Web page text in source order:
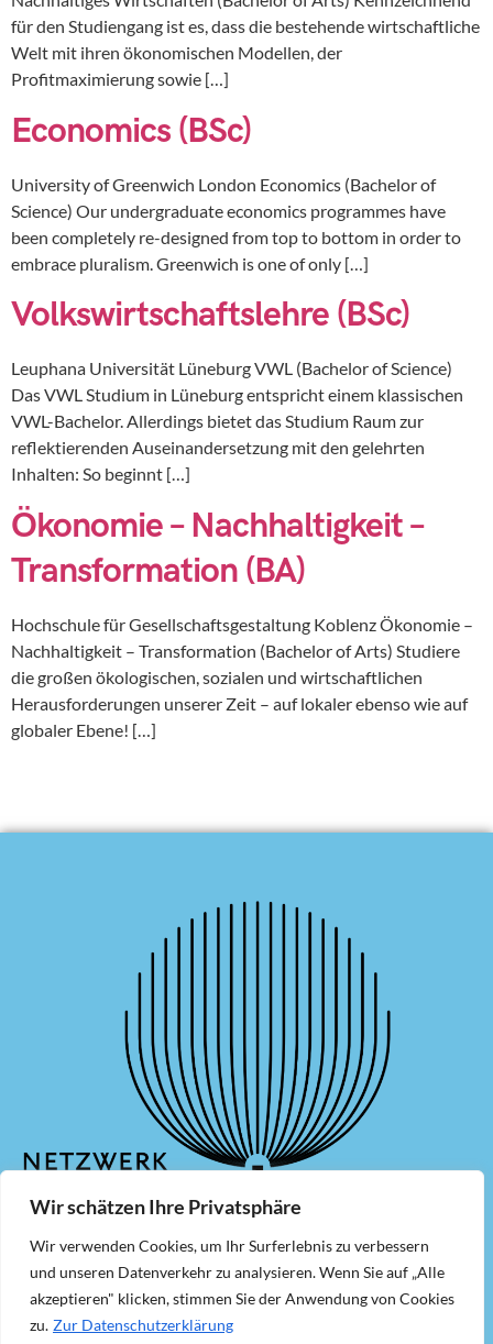
Wir schätzen Ihre Privatsphäre
Wir verwenden Cookies, um Ihr Surferlebnis zu verbessern
und unseren Datenverkehr zu analysieren. Wenn Sie auf „Alle
akzeptieren" klicken, stimmen Sie der Anwendung von Cookies
zu. Zur Datenschutzerklärung
für den Studiengang ist es, dass die bestehende wirtschaftliche
Welt mit ihren ökonomischen Modellen, der
Profitmaximierung sowie […]
Economics (BSc)
University of Greenwich London Economics (Bachelor of
Science) Our undergraduate economics programmes have
been completely re-designed from top to bottom in order to
embrace pluralism. Greenwich is one of only […]
Volkswirtschaftslehre (BSc)
Leuphana Universität Lüneburg VWL (Bachelor of Science)
Das VWL Studium in Lüneburg entspricht einem klassischen
VWL-Bachelor. Allerdings bietet das Studium Raum zur
reflektierenden Auseinandersetzung mit den gelehrten
Inhalten: So beginnt […]
Ökonomie – Nachhaltigkeit –
Transformation (BA)
Hochschule für Gesellschaftsgestaltung Koblenz Ökonomie –
Nachhaltigkeit – Transformation (Bachelor of Arts) Studiere
die großen ökologischen, sozialen und wirtschaftlichen
Herausforderungen unserer Zeit – auf lokaler ebenso wie auf
globaler Ebene! […]
Mitglied werden
Newsletter
Kontakt